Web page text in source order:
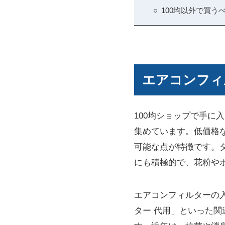
100均以外で買う
エアコンフ
100均ショップで手に
集めています。低価格
可能な点が特徴です。
にも積極的で、花粉や
エアコンフィルターの
ター 代用」といった